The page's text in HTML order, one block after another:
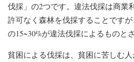
伐採」の2つです。違法伐採は商業
許可なく森林を伐採することです
の15~30%が違法伐採によるものと
貧困による伐採は、貧困に苦しむ